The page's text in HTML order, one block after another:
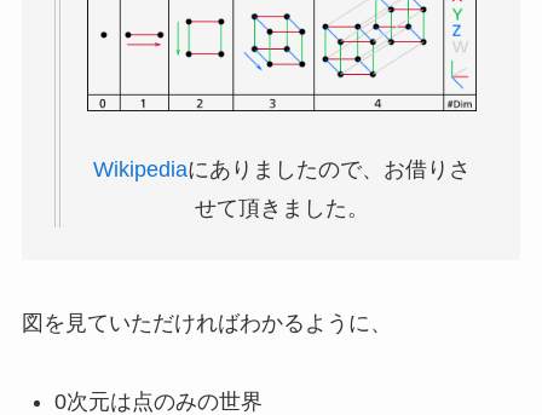
Wikipediaにありましたので、お借りさ
せて頂きました。
図を見ていただければわかるように、
0次元は点のみの世界